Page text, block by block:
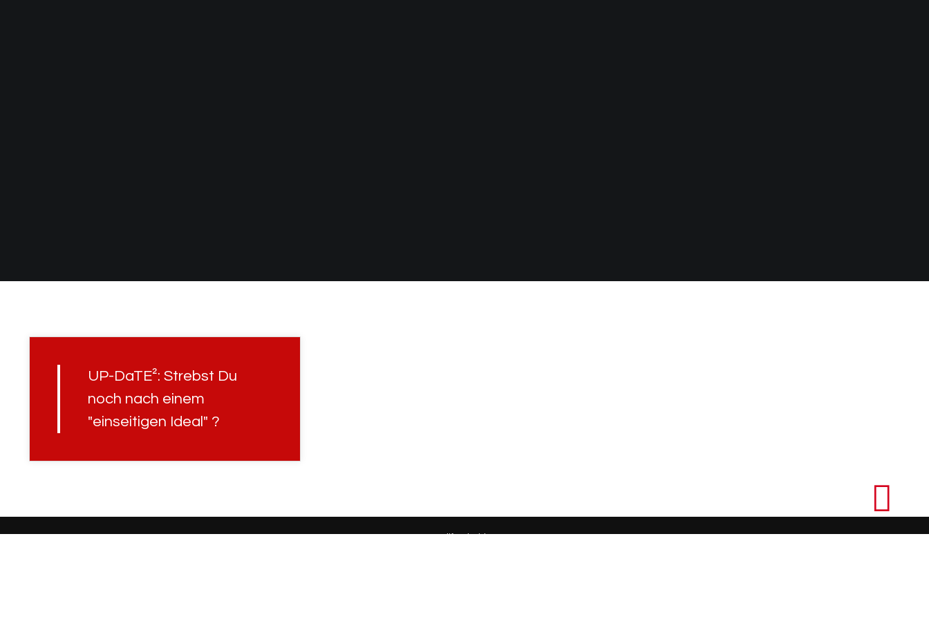
UP-DaTE²: Strebst Du
noch nach einem
"einseitigen Ideal" ?
Uplifted with